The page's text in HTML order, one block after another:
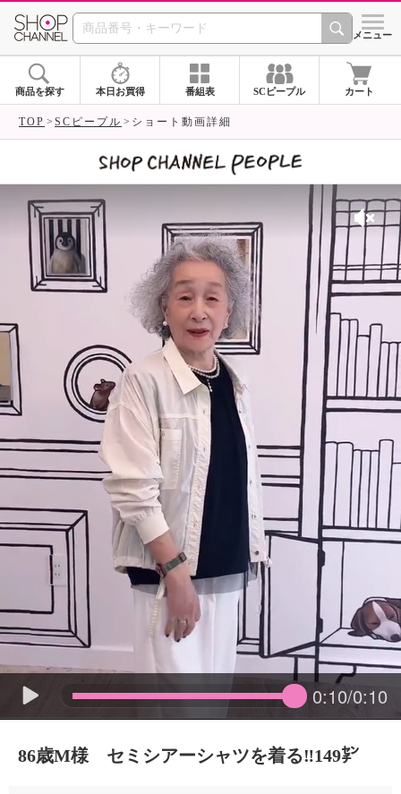
SHOP CHANNEL シメニュー
商品を探す 本日お買得 番組表 SCピープル カート
TOP SCピープル ショート動画詳細
0:10/0:10
86歳M様 セミシアーシャツを着る‼️149㌢